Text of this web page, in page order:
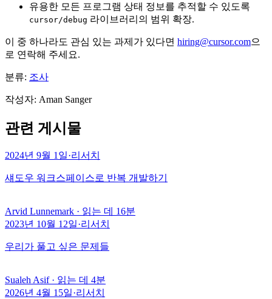
유용한 모든 프로그램 상태 정보를 추적할 수 있도록
cursor/debug 라이브러리의 범위 확장.
이 중 하나라도 관심 있는 과제가 있다면 hiring@cursor.com으
로 연락해 주세요.
분류: 조사
작성자: Aman Sanger
관련 게시물
2024년 9월 1일·리서치
섀도우 워크스페이스로 반복 개발하기
Arvid Lunnemark · 읽는 데 16분
2023년 10월 12일·리서치
우리가 풀고 싶은 문제들
Sualeh Asif· 읽는 데 4분
2026년 4월 15일·리서치